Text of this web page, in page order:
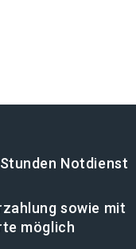
Notdienst
sowie mit
möglich